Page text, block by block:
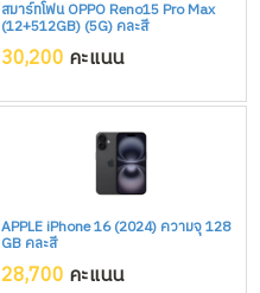
สมาร์ทโฟน OPPO Reno15 Pro Max
(12+512GB) (5G) คละสี
30,200 คะแนน
APPLE iPhone 16 (2024) ความจุ 128
GB คละสี
28,700 คะแนน